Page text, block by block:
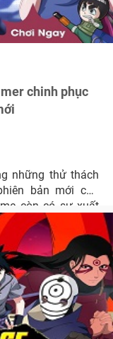
chinh phục
những thử thách
bản mới của
còn có sự xuất
lỗi , chức năng
nhiều trải nghiệm